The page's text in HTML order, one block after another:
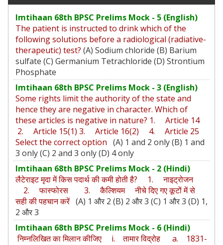
Imtihaan 68th BPSC Prelims Mock - 5 (English)
The patient is instructed to drink which of the
following solutions before a radiological (radiative-
therapeutic) test? (A) Sodium chloride (B) Barium
sulfate (C) Germanium Tetrachloride (D) Strontium
Phosphate
Imtihaan 68th BPSC Prelims Mock - 3 (English)
Some rights limit the authority of the state and
hence they are negative in character. Which of
these articles is negative in nature? 1. Article 14
2. Article 15(1) 3. Article 16(2) 4. Article 25
Select the correct option (A) 1 and 2 only (B) 1 and
3 only (C) 2 and 3 only (D) 4 only
Imtihaan 68th BPSC Prelims Mock - 2 (Hindi)
लैटेराइट मृदा में किस पदार्थ की कमी होती है? 1. नाइट्रोजन
2. फास्फोरस 3. कैल्शियम नीचे दिए गए कूटों में से
सही की पहचान करें (A) 1 और 2 (B) 2 और 3 (C) 1 और 3 (D) 1,
2 और 3
Imtihaan 68th BPSC Prelims Mock - 6 (Hindi)
निम्नलिखित का मिलान कीजिए i. तामार विद्रोह a. 1831-